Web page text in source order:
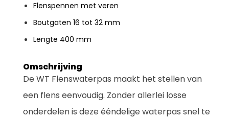
Flenspennen met veren
Boutgaten 16 tot 32 mm
Lengte 400 mm
Omschrijving
De WT Flenswaterpas maakt het stellen van
een flens eenvoudig. Zonder allerlei losse
onderdelen is deze ééndelige waterpas snel te